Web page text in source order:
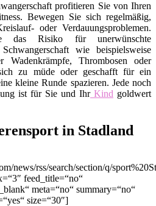
profitieren Sie von Ihren
Bewegen Sie sich regelmäßig,
oder Verdauungsproblemen.
das Risiko für unerwünschte
wie beispielsweise
Wadenkrämpfe, Thrombosen oder
zu müde oder geschafft für ein
kleine Runde spazieren. Jede noch
ist für Sie und IhrKind goldwert
in Stadland
news/rss/search/section/q/
feed_title=“no“
meta=“no“ summary=“no“
size=“30″]